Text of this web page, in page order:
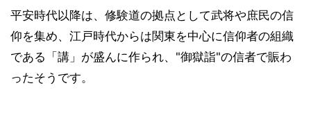
平安時代以降は、修験道の拠点として武将や庶民の信
仰を集め、江戸時代からは関東を中心に信仰者の組織
である「講」が盛んに作られ、"御獄詣"の信者で賑わ
ったそうです。